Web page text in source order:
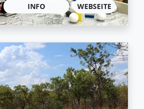
INFO WEBSEITE